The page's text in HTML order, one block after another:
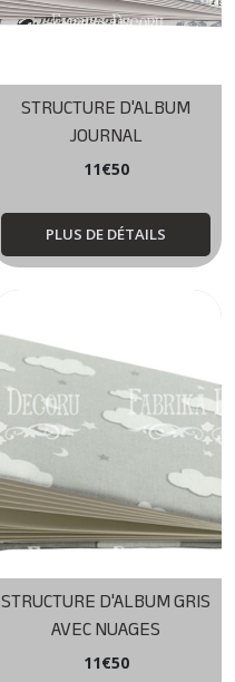
STRUCTURE D'ALBUM
JOURNAL
11€50
PLUS DE DÉTAILS
STRUCTURE D'ALBUM GRIS
AVEC NUAGES
11€50